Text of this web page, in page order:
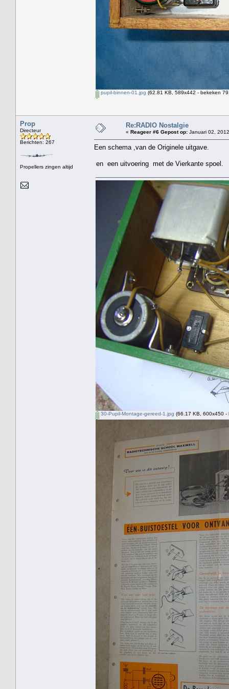
pupil-binnen-01.jpg (62.81 KB, 589x442 - bekeken
Prop
Directeur
Berichten: 267
Propellers zingen altijd
Re:RADIO Nostalgie
« Reageer #6 Gepost op: Januari 02,
Een schema ,van de Originele uitgave.
en een uitvoering met de Vierkante spoel.
30-Pupil-Montage-gereed-1.jpg (66.17 KB, 600x450 -